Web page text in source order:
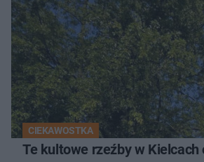
CIEKAWOSTKA
Te kultowe rzeźby w Kielcach